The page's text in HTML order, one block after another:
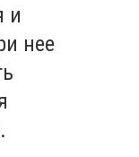
и
нее